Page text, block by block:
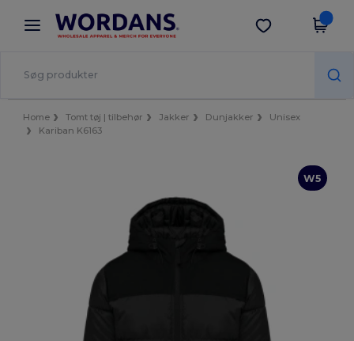
× Wordans-app
Bedre priser i appen!
Hent app
Home Tomt tøj | tilbehør Jakker Dunjakker
Unisex
Kariban K6163
W5